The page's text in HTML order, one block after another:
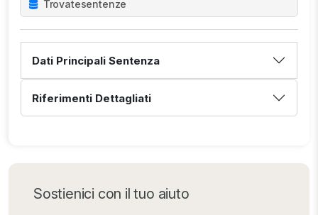
Trovatesentenze
Dati Principali Sentenza
Riferimenti Dettagliati
Sostienici con il tuo aiuto